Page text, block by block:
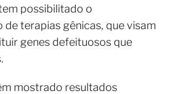
possibilitado o
terapias gênicas, que visam
genes defeituosos que
mostrado resultados